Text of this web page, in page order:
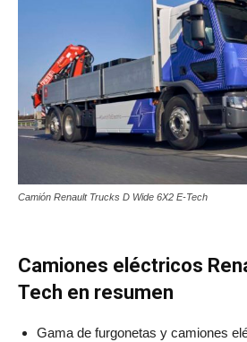
Camión Renault Trucks D Wide 6X2 E-Tech
Camiones eléctricos
Tech en resumen
Gama de furgonetas y camiones